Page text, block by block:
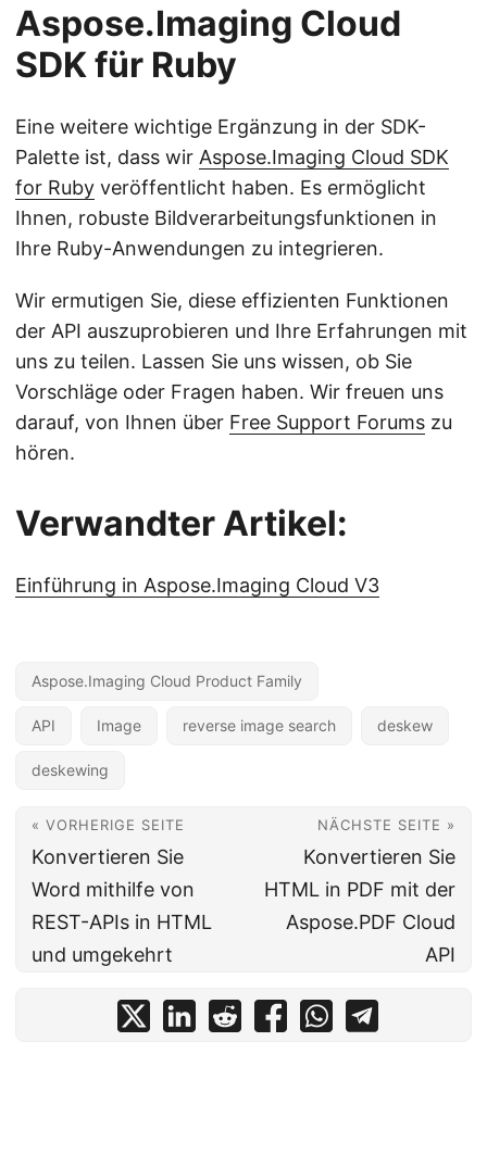
Aspose.Imaging Cloud
SDK für Ruby
Eine weitere wichtige Ergänzung in der SDK-
Palette ist, dass wir Aspose.Imaging Cloud SDK
for Ruby veröffentlicht haben. Es ermöglicht
Ihnen, robuste Bildverarbeitungsfunktionen in
Ihre Ruby-Anwendungen zu integrieren.
Wir ermutigen Sie, diese effizienten Funktionen
der API auszuprobieren und Ihre Erfahrungen mit
uns zu teilen. Lassen Sie uns wissen, ob Sie
Vorschläge oder Fragen haben. Wir freuen uns
darauf, von Ihnen über Free Support Forums zu
hören.
Verwandter Artikel:
Einführung in Aspose.Imaging Cloud V3
Aspose.Imaging Cloud Product Family
API Image reverse image search deskew
deskewing
« VORHERIGE SEITE
Konvertieren Sie
Word mithilfe von
REST-APIs in HTML
und umgekehrt
NÄCHSTE SEITE »
Konvertieren Sie
HTML in PDF mit der
Aspose.PDF Cloud
API